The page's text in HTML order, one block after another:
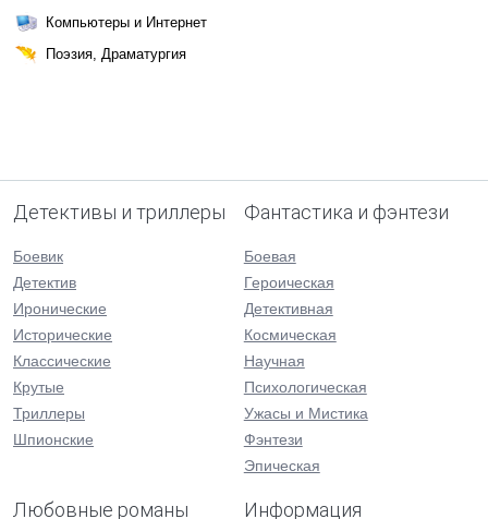
Компьютеры и Интернет
Поэзия, Драматургия
Детективы и триллеры
Боевик
Детектив
Иронические
Исторические
Классические
Крутые
Триллеры
Шпионские
Фантастика и фэнтези
Боевая
Героическая
Детективная
Космическая
Научная
Психологическая
Ужасы и Мистика
Фэнтези
Эпическая
Любовные романы Информация